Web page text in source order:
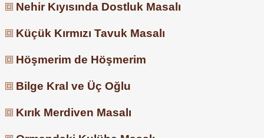
Nehir Kıyısında Dostluk Masalı
Küçük Kırmızı Tavuk Masalı
Höşmerim de Höşmerim
Bilge Kral ve Üç Oğlu
Kırık Merdiven Masalı